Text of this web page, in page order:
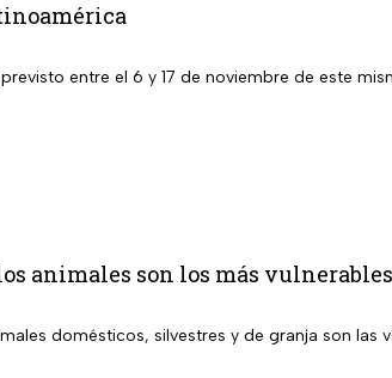
entre el 6 y 17 de noviembre de este
animales son los más vulnerables
domésticos, silvestres y de granja son las